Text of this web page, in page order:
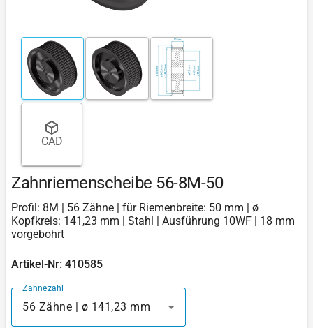
CAD
Zahnriemenscheibe 56-8M-50
Profil: 8M | 56 Zähne | für Riemenbreite: 50 mm | ø
Kopfkreis: 141,23 mm | Stahl | Ausführung 10WF | 18 mm
vorgebohrt
Artikel-Nr: 410585
Zähnezahl
56 Zähne | ø 141,23 mm